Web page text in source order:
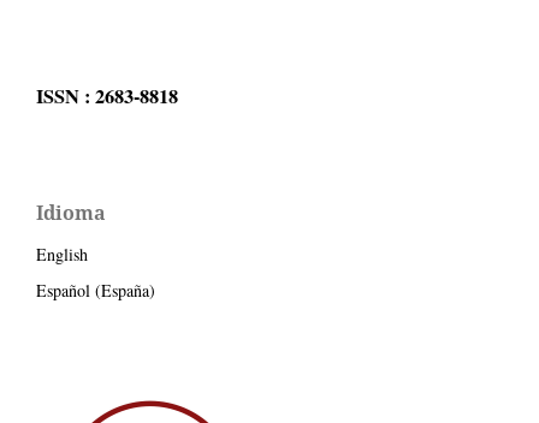
ISSN : 2683-8818
Idioma
English
Español (España)